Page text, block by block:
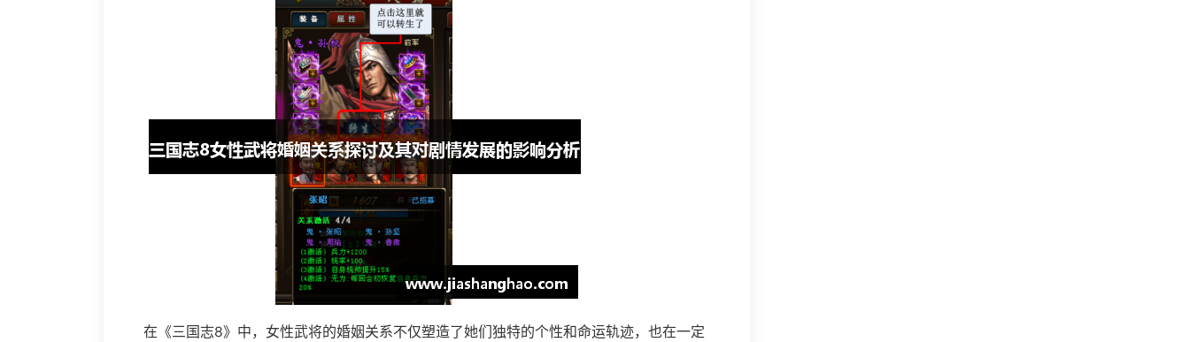
在《三国志8》中，女性武将的婚姻关系不仅塑造了她们独特的个性和命运轨迹，也在一定